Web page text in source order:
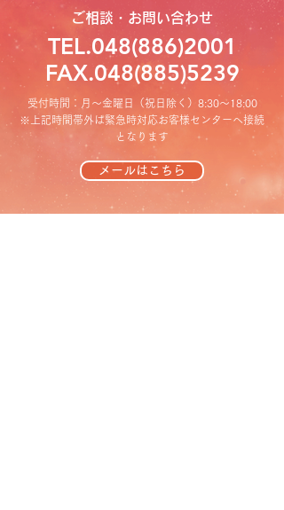
ご相談・お問い合わせ
TEL.048(886)2001
FAX.048(885)5239
受付時間：月～金曜日（祝日除く）8:30〜18:00
※上記時間帯外は緊急時対応お客様センターへ接続
となります
メールはこちら